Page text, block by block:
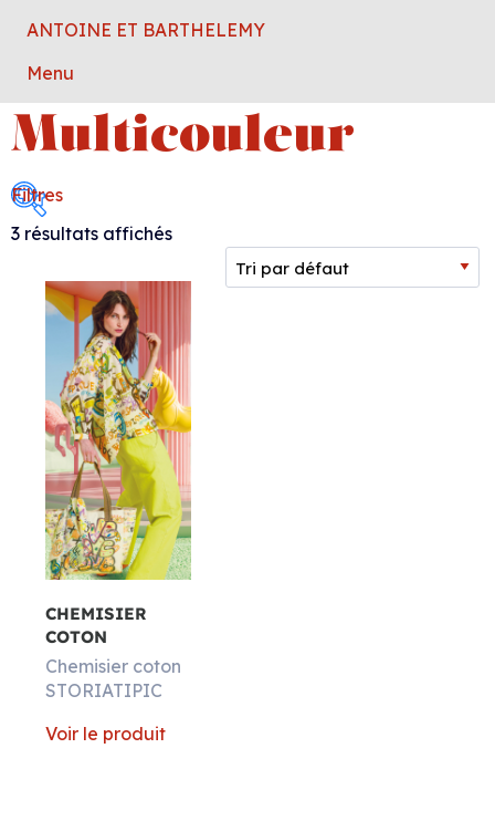
ANTOINE ET BARTHELEMY
Menu
Multicouleur
Filtres
Collection femme
Collection homme
Marque
Taille
Couleur
Matières
3 résultats affichés
CHEMISIER
COTON
Chemisier coton
STORIATIPIC
Voir le produit